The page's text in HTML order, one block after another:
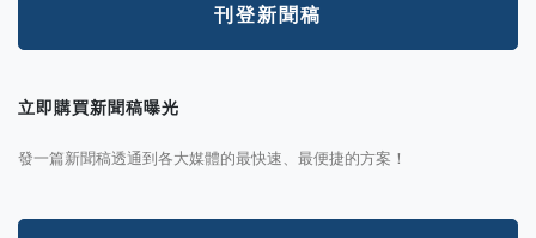
刊登新聞稿
立即購買新聞稿曝光
發一篇新聞稿透通到各大媒體的最快速、最便捷的方案！